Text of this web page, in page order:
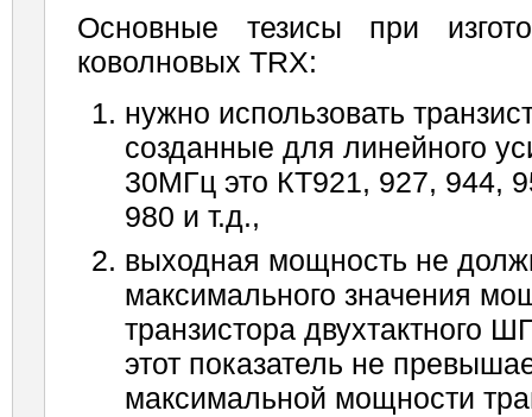
Основные тезисы при
коволновых TRX:
нужно использовать
создан­ные для линейного
30МГц это КТ921, 927, 944,
980 и т.д.,
выходная мощность не
максимального значения
транзистора двухтактного
этот показатель не
максимальной мощности